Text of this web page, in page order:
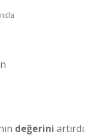
değerini artırdı.